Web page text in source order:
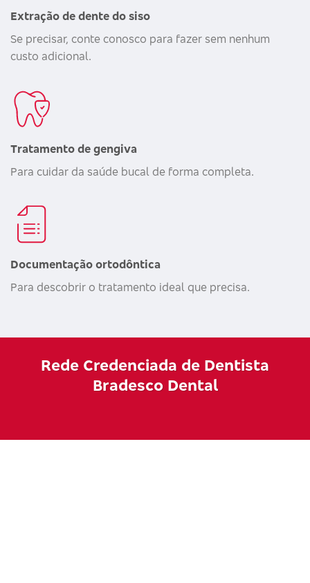
Extração de dente do siso
Se precisar, conte conosco para fazer sem nenhum
custo adicional.
Tratamento de gengiva
Para cuidar da saúde bucal de forma completa.
Documentação ortodôntica
Para descobrir o tratamento ideal que precisa.
Rede Credenciada de Dentista
Bradesco Dental